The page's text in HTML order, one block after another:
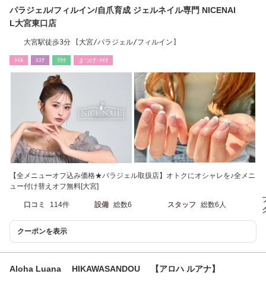
パラジェル/フィルイン/自爪育成 ジェルネイル専門 NICENAI
L大宮東口店
大宮駅徒歩3分 [大宮/パラジェル/フィルイン]
ﾈｲﾙ ｴｽﾃ ﾘﾗｸ まつげ･ﾒｲｸ
【全メニューオフ込み価格★パラジェル取扱店】オトクにオシャレを♪全メニ
ュー付け替えオフ無料[大宮]
口コミ 114件 設備 総数6 スタッフ 総数6人
クーポンを表示
Aloha Luana HIKAWASANDOU 【アロハ ルアナ】